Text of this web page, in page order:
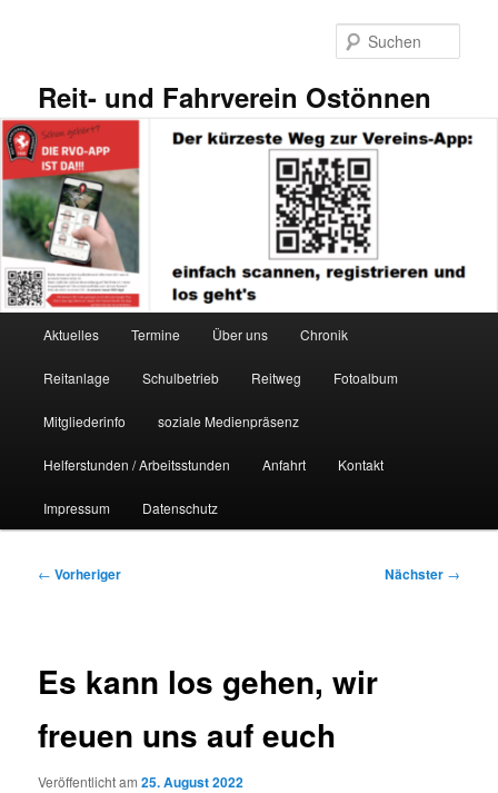
Reit- und Fahrverein Ostönnen
Aktuelles Termine Über uns Chronik
Reitanlage Schulbetrieb Reitweg Fotoalbum
Mitgliederinfo soziale Medienpräsenz
Helferstunden / Arbeitsstunden Anfahrt Kontakt
Impressum Datenschutz
Beitragsnavigation
← Vorheriger Nächster →
Es kann los gehen, wir
freuen uns auf euch
Veröffentlicht am25. August 2022